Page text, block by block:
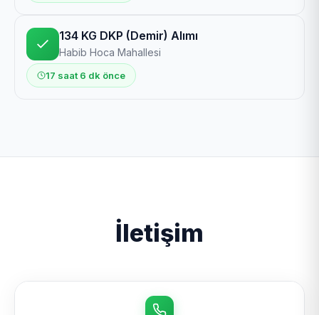
134 KG DKP (Demir) Alımı
Habib Hoca Mahallesi
17 saat 6 dk önce
İletişim